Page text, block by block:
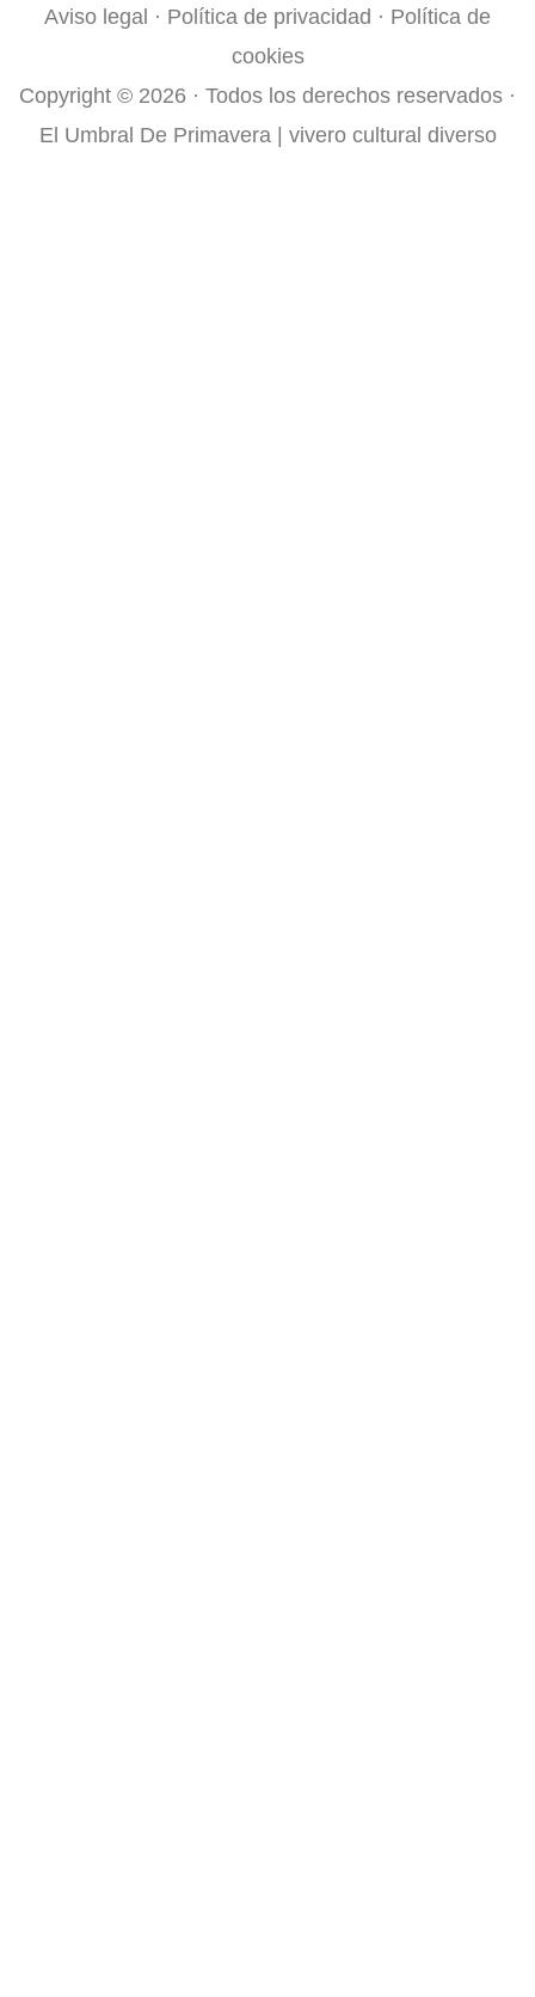
-
m
Aviso legal · Política de privacidad · Política de
cookies
Copyright © 2026 · Todos los derechos reservados ·
El Umbral De Primavera | vivero cultural diverso